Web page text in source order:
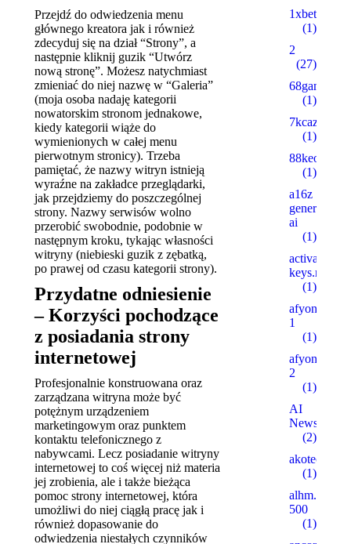
Przejdź do odwiedzenia menu
głównego kreatora jak i również
zdecyduj się na dział “Strony”, a
następnie kliknij guzik “Utwórz
nową stronę”. Możesz natychmiast
zmieniać do niej nazwę w “Galeria”
(moja osoba nadaję kategorii
nowatorskim stronom jednakowe,
kiedy kategorii wiąże do
wymienionych w całej menu
pierwotnym stronicy). Trzeba
pamiętać, że nazwy witryn istnieją
wyraźne na zakładce przeglądarki,
jak przejdziemy do poszczególnej
strony. Nazwy serwisów wolno
przerobić swobodnie, podobnie w
następnym kroku, tykając własności
witryny (niebieski guzik z zębatką,
po prawej od czasu kategorii strony).
Przydatne odniesienie
– Korzyści pochodzące
z posiadania strony
internetowej
Profesjonalnie konstruowana oraz
zarządzana witryna może być
potężnym urządzeniem
marketingowym oraz punktem
kontaktu telefonicznego z
nabywcami. Lecz posiadanie witryny
internetowej to coś więcej niż materia
jej zrobienia, ale i także bieżąca
pomoc strony internetowej, która
umożliwi do niej ciągłą pracę jak i
również dopasowanie do
odwiedzenia niestałych czynników
(1)
2
(27)
(1)
7kcazino.co
(1)
88keo.com
(1)
a16z
generative
ai
(1)
activation-
keys.ru
(1)
1
(1)
2
(1)
AI
News
(2)
akotech.ru
(1)
alhm.ru
500
(1)